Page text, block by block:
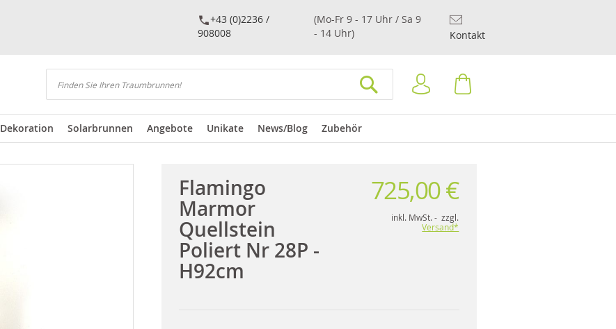
+43 (0)2236 /
908008
(Mo-Fr 9 - 17 Uhr / Sa 9
- 14 Uhr)
Kontakt
Suchen
Anmelden
Dekoration Solarbrunnen Angebote Unikate News/Blog Zubehör
Flamingo
Marmor
Quellstein
Poliert Nr 28P -
H92cm
725,00 €
inkl. MwSt. - zzgl.
Versand*